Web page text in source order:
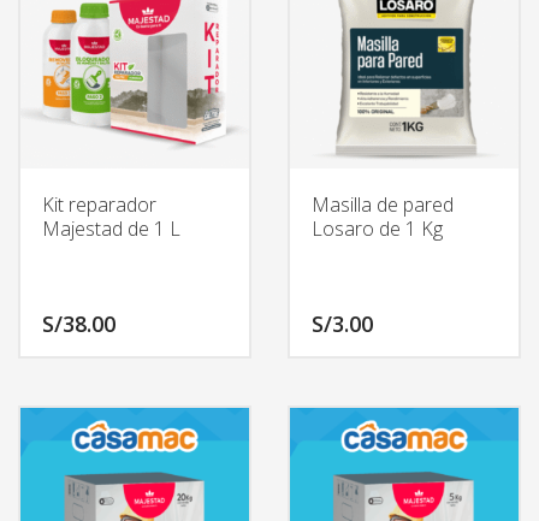
Kit reparador
Majestad de 1 L
S/38.00
Masilla de pared
Losaro de 1 Kg
S/3.00